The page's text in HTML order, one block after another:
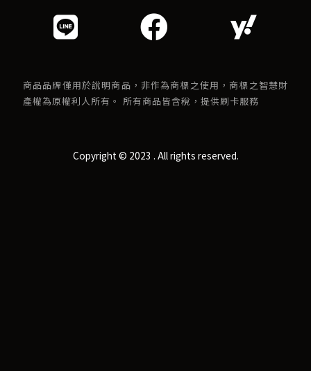
商品品牌僅用於說明商品，非作為商標之使用，商標之智慧財
產權為原權利人所有。 所有商品皆含稅，提供刷卡服務
Copyright © 2023 . All rights reserved.